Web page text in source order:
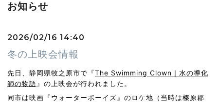
お知らせ
2026/02/16 14:40
冬の上映会情報
先日、静岡県牧之原市で『The Swimming Clown｜水の導化
師の物語 』の上映会が行われました。
同市は映画『ウォーターボーイズ』のロケ地（当時は榛原郡